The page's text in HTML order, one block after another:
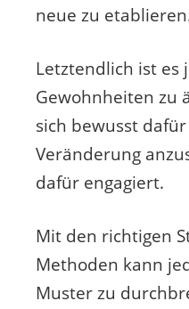
neue zu
Letztendlich ist es
Gewohnheiten zu
sich bewusst
Veränderung
dafür engagiert.
Mit den richtigen
Methoden kann
Muster zu